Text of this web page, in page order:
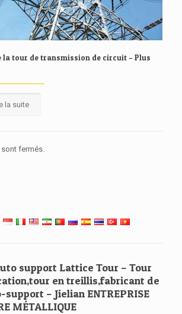
la tour de transmission de circuit – Plus
la suite
fermés.
support Lattice Tour – Tour
en treillis,fabricant de
– Jielian ENTREPRISE
MÉTALLIQUE